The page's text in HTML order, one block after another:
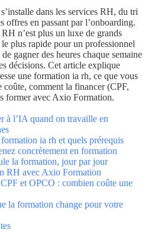
dans les services RH, du tri
offres en passant par l’onboarding.
n’est plus un luxe de grands
le plus rapide pour un professionnel
gagner des heures chaque semaine
décisions. Cet article explique
une formation ia rh, ce que vous
coûte, comment la financer (CPF,
former avec Axio Formation.
à l’IA quand on travaille en
formation ia rh et quels prérequis
concrètement en formation
la formation, jour par jour
RH avec Axio Formation
et OPCO : combien coûte une
la formation change pour votre